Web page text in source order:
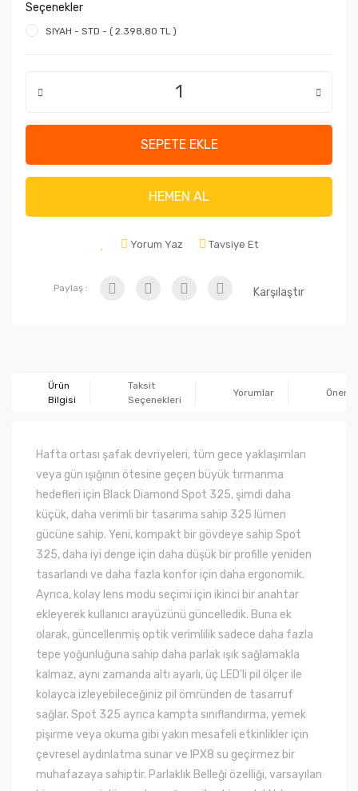
Seçenekler
SIYAH - STD - ( 2.398,80 TL )
SEPETE EKLE
HEMEN AL
Yorum Yaz Tavsiye Et
Paylaş : Karşılaştır
Ürün
Bilgisi
Taksit
Seçenekleri
Yorumlar
Hafta ortası şafak devriyeleri, tüm gece yaklaşımları
veya gün ışığının ötesine geçen büyük tırmanma
hedefleri için Black Diamond Spot 325, şimdi daha
küçük, daha verimli bir tasarıma sahip 325 lümen
gücüne sahip. Yeni, kompakt bir gövdeye sahip Spot
325, daha iyi denge için daha düşük bir profille yeniden
tasarlandı ve daha fazla konfor için daha ergonomik.
Ayrıca, kolay lens modu seçimi için ikinci bir anahtar
ekleyerek kullanıcı arayüzünü güncelledik. Buna ek
olarak, güncellenmiş optik verimlilik sadece daha fazla
tepe yoğunluğuna sahip daha parlak ışık sağlamakla
kalmaz, aynı zamanda altı ayarlı, üç LED'li pil ölçer ile
kolayca izleyebileceğiniz pil ömründen de tasarruf
sağlar. Spot 325 ayrıca kampta sınıflandırma, yemek
pişirme veya okuma gibi yakın mesafeli etkinlikler için
çevresel aydınlatma sunar ve IPX8 su geçirmez bir
muhafazaya sahiptir. Parlaklık Belleği özelliği, varsayılan